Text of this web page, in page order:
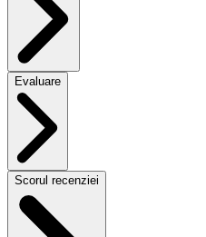
Evaluare
Scorul recenziei